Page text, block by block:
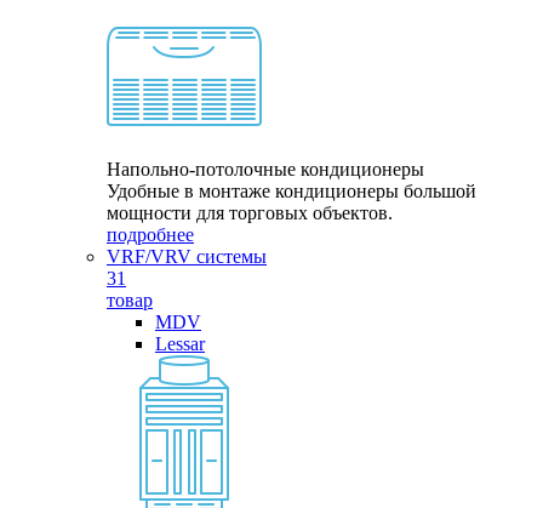
Напольно-потолочные кондиционеры
Удобные в монтаже кондиционеры большой
мощности для торговых объектов.
подробнее
VRF/VRV системы
31
товар
MDV
Lessar